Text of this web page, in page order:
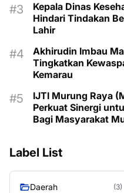
Kepala Dinas
Hindari Tindakan
Lahir
Akhirudin Imbau
Tingkatkan
Kemarau
IJTI Murung Raya
Perkuat Sinergi
Bagi Masyarakat
Label List
Daerah (3)